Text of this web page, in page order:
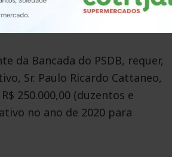
da Bancada do PSDB, requer,
Sr. Paulo Ricardo Cattaneo,
250.000,00 (duzentos e
no ano de 2020 para